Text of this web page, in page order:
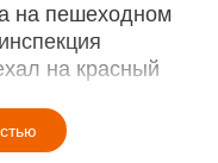
на пешеходном
на красный